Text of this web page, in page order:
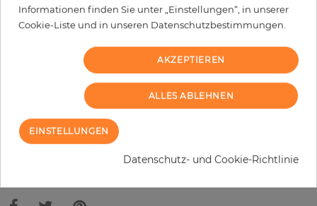
− +
IN DEN WARENKORB
MUSTER BESTELLEN
Bildschirmeinstellungen zu Abweichungen vom Originalfarbton leicht
Informationen finden Sie unter „Einstellungen“, in unserer
Cookie-Liste und in unseren Datenschutzbestimmungen.
AKZEPTIEREN
ALLES ABLEHNEN
EINSTELLUNGEN
Datenschutz- und Cookie-Richtlinie